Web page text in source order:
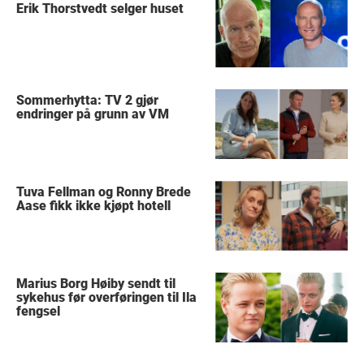
Erik Thorstvedt selger huset
Sommerhytta: TV 2 gjør
endringer på grunn av VM
Tuva Fellman og Ronny Brede
Aase fikk ikke kjøpt hotell
Marius Borg Høiby sendt til
sykehus før overføringen til Ila
fengsel